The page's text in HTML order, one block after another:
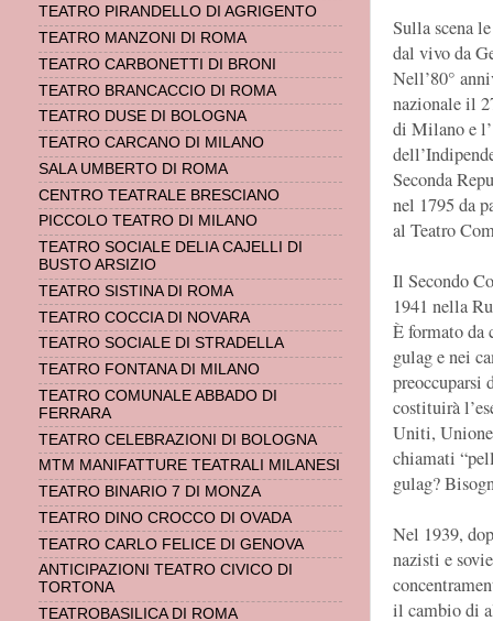
Sulla scena
dal vivo da
Nell’80°
nazionale il
di Milano e
Seconda
nel 1795 da
al Teatro
Il Secondo
1941 nella
È formato da
gulag e nei
preoccuparsi
costituirà
Uniti, Unione
chiamati
gulag?
Nel 1939,
nazisti e
il cambio di
TEATRO PIRANDELLO DI AGRIGENTO
TEATRO MANZONI DI ROMA
TEATRO CARBONETTI DI BRONI
TEATRO BRANCACCIO DI ROMA
TEATRO DUSE DI BOLOGNA
TEATRO CARCANO DI MILANO
SALA UMBERTO DI ROMA
CENTRO TEATRALE BRESCIANO
PICCOLO TEATRO DI MILANO
TEATRO SOCIALE DELIA CAJELLI DI
BUSTO ARSIZIO
TEATRO SISTINA DI ROMA
TEATRO COCCIA DI NOVARA
TEATRO SOCIALE DI STRADELLA
TEATRO FONTANA DI MILANO
TEATRO COMUNALE ABBADO DI
FERRARA
TEATRO CELEBRAZIONI DI BOLOGNA
MTM MANIFATTURE TEATRALI MILANESI
TEATRO BINARIO 7 DI MONZA
TEATRO DINO CROCCO DI OVADA
TEATRO CARLO FELICE DI GENOVA
ANTICIPAZIONI TEATRO CIVICO DI
TORTONA
TEATROBASILICA DI ROMA